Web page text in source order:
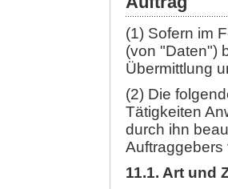
(1) Sofern im
(von "Daten")
Übermittlung
(2) Die
Tätigkeiten
durch ihn
Auftraggebers
11.1. Art und